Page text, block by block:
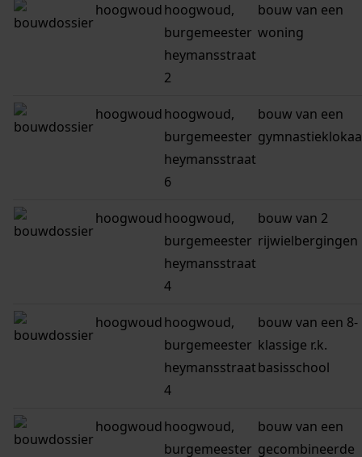
hoogwoudhoogwoud,
burgemeester
heymansstraat
2
bouw van een
woning
hoogwoudhoogwoud,
burgemeester
heymansstraat
6
bouw van een
hoogwoudhoogwoud,
burgemeester
heymansstraat
4
bouw van 2
rijwielbergingen
hoogwoudhoogwoud,
burgemeester
heymansstraat
4
bouw van een 8-
klassige r.k.
basisschool
hoogwoudhoogwoud,
burgemeester
bouw van een
gecombineerde